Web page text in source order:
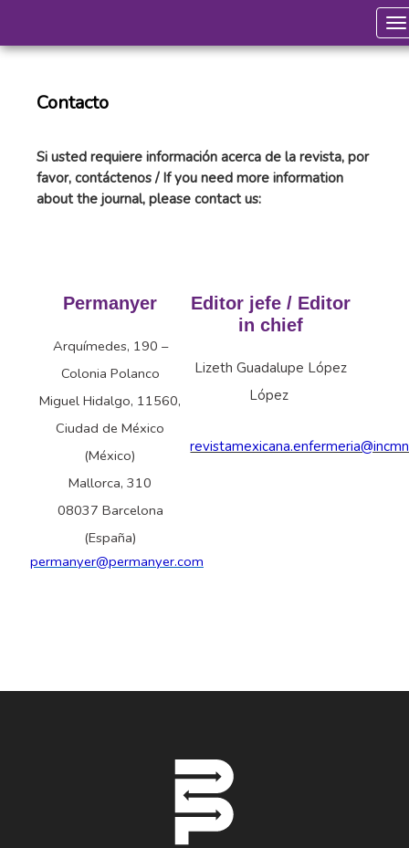
Contacto
Si usted requiere información acerca de la revista, por
favor, contáctenos / If you need more information
about the journal, please contact us:
Permanyer
Arquímedes, 190 –
Colonia Polanco
Miguel Hidalgo, 11560,
Ciudad de México
(México)
Mallorca, 310
08037 Barcelona
(España)
permanyer@permanyer.com
Editor jefe / Editor
in chief
Lizeth Guadalupe López
López